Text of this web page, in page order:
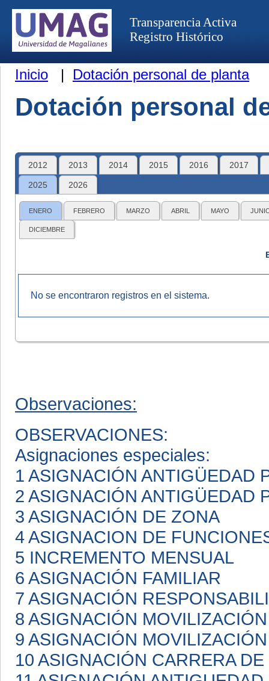
Transparencia Activa
Registro Histórico
Inicio | Dotación personal de planta
Dotación personal
2012 2013 2014 2015 2016 2017
2025 2026
ENERO FEBRERO MARZO ABRIL MAYO
DICIEMBRE
No se encontraron registros en el sistema.
Observaciones:
OBSERVACIONES:
Asignaciones especiales:
1 ASIGNACIÓN ANTIGÜEDAD
2 ASIGNACIÓN ANTIGÜEDAD
3 ASIGNACIÓN DE ZONA
4 ASIGNACION DE
5 INCREMENTO MENSUAL
6 ASIGNACIÓN FAMILIAR
7 ASIGNACIÓN
8 ASIGNACIÓN MOVILIZACIÓN
9 ASIGNACIÓN
10 ASIGNACIÓN CARRERA